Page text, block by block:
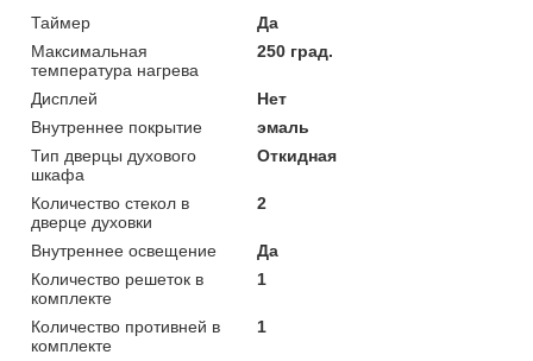
Таймер
Да
Максимальная
температура нагрева
250 град.
Дисплей
Нет
Внутреннее покрытие
эмаль
Тип дверцы духового
шкафа
Откидная
Количество стекол в
дверце духовки
2
Внутреннее освещение
Да
Количество решеток в
комплекте
1
Количество противней в
комплекте
1